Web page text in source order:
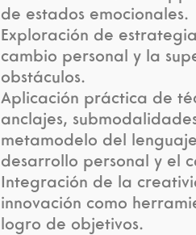
de estados emocionales.
Exploración de
cambio personal y la
obstáculos.
Aplicación práctica de
anclajes,
metamodelo del
desarrollo personal y el
Integración de la
innovación como
logro de objetivos.